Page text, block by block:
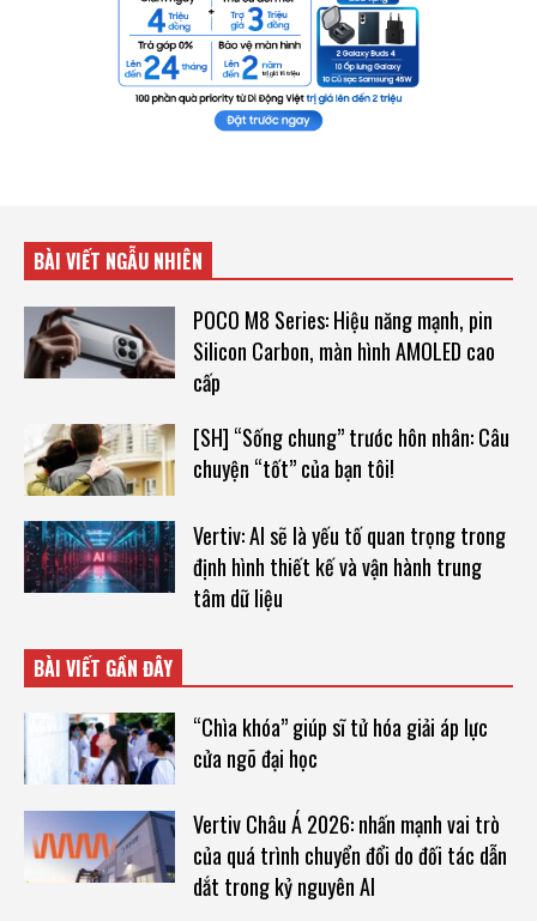
BÀI VIẾT NGẪU NHIÊN
POCO M8 Series: Hiệu năng mạnh, pin
Silicon Carbon, màn hình AMOLED cao
cấp
[SH] “Sống chung” trước hôn nhân: Câu
chuyện “tốt” của bạn tôi!
Vertiv: AI sẽ là yếu tố quan trọng trong
định hình thiết kế và vận hành trung
tâm dữ liệu
BÀI VIẾT GẦN ĐÂY
“Chìa khóa” giúp sĩ tử hóa giải áp lực
cửa ngõ đại học
Vertiv Châu Á 2026: nhấn mạnh vai trò
của quá trình chuyển đổi do đối tác dẫn
dắt trong kỷ nguyên AI